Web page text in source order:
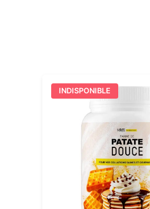
INDISPONIBLE